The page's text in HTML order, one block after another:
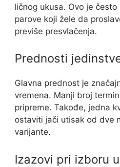
ličnog ukusa. Ovo je
parove koji žele da
previše presvlačenja.
Prednosti
Glavna prednost je
vremena. Manji broj
pripreme. Takođe, jedna
ostaviti jači utisak od dve
varijante.
Izazovi pri izboru